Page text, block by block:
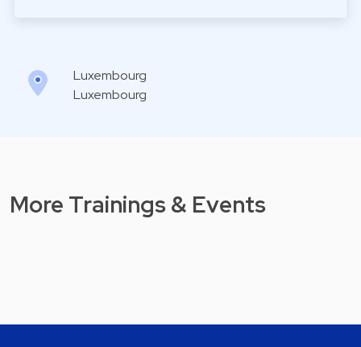
Luxembourg
Luxembourg
More Trainings & Events